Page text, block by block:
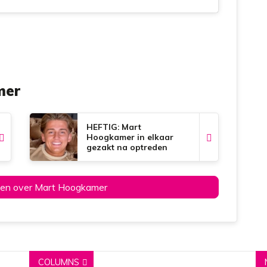
HEFTIG: Mart
Hoogkamer in elkaar
gezakt na optreden
over Mart Hoogkamer
COLUMNS